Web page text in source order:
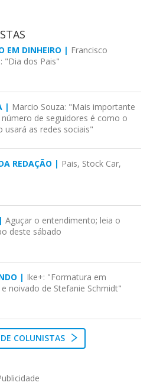
EM DINHEIRO | Francisco
"Dia dos Pais"
| Marcio Souza: "Mais importante
de seguidores é como o
usará as redes sociais"
REDAÇÃO | Pais, Stock Car,
Aguçar o entendimento; leia o
deste sábado
| Ike+: "Formatura em
e noivado de Stefanie Schmidt"
COLUNISTAS